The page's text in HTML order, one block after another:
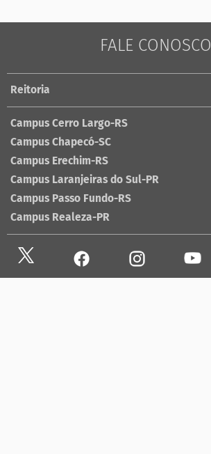
FALE CONOSCO
Reitoria
Campus Cerro Largo-RS
Campus Chapecó-SC
Campus Erechim-RS
Campus Laranjeiras do Sul-PR
Campus Passo Fundo-RS
Campus Realeza-PR